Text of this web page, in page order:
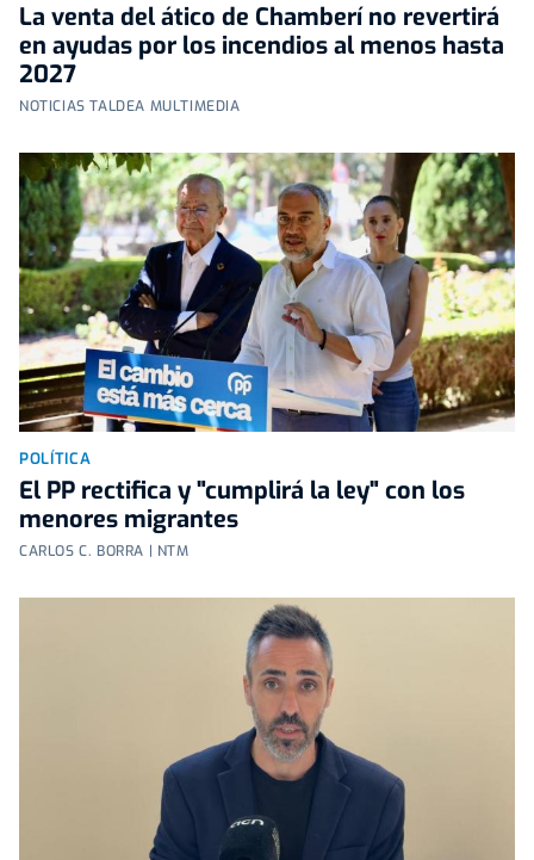
La venta del ático de Chamberí no revertirá
en ayudas por los incendios al menos hasta
2027
NOTICIAS TALDEA MULTIMEDIA
POLÍTICA
El PP rectifica y "cumplirá la ley" con los
menores migrantes
CARLOS C. BORRA | NTM